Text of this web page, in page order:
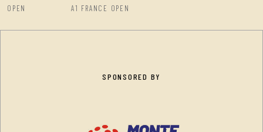
OPEN A1 FRANCE OPEN
SPONSORED BY